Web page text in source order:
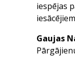
iespējas
Gaujas